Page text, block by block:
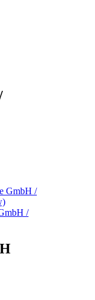
GmbH /
/